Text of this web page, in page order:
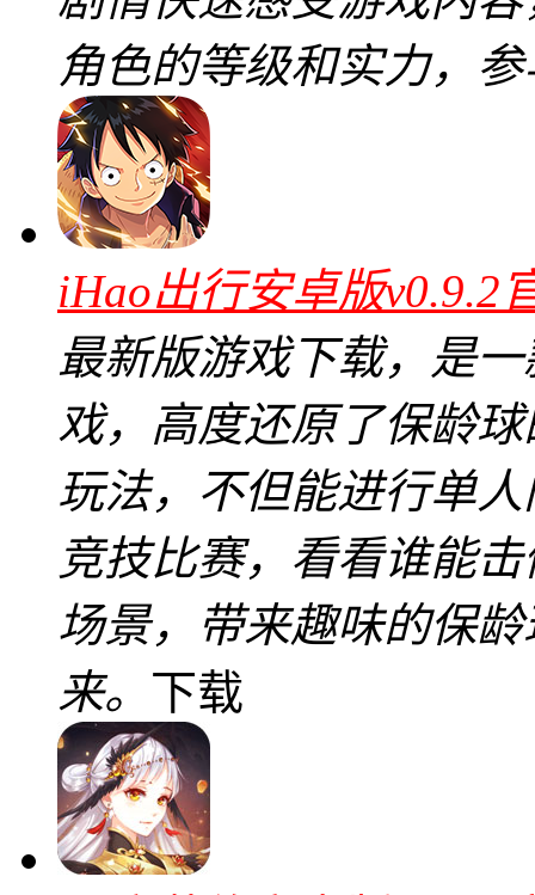
角色的等级和实力，
iHao出行安卓版v0.9.2
最新版游戏下载，是
戏，高度还原了保龄
玩法，不但能进行单
竞技比赛，看看谁能
场景，带来趣味的保
来。 下载